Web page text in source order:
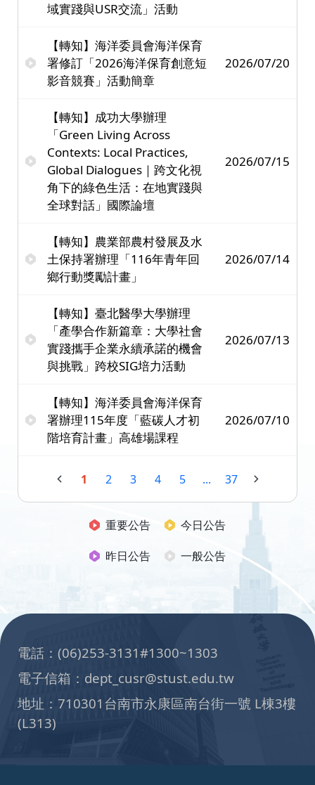
域實踐與USR交流」活動
【轉知】海洋委員會海洋保育
署修訂「2026海洋保育創意短
影音競賽」活動簡章
2026/07/20
【轉知】成功大學辦理
「Green Living Across
Contexts: Local Practices,
Global Dialogues｜跨文化視
角下的綠色生活：在地實踐與
全球對話」國際論壇
2026/07/15
【轉知】農業部農村發展及水
土保持署辦理「116年青年回
鄉行動獎勵計畫」
2026/07/14
【轉知】臺北醫學大學辦理
「產學合作新篇章：大學社會
實踐攜手企業永續承諾的機會
與挑戰」跨校SIG培力活動
2026/07/13
【轉知】海洋委員會海洋保育
署辦理115年度「藍碳人才初
階培育計畫」高雄場課程
2026/07/10
1 2 3 4 5 ... 37
重要公告
今日公告
昨日公告
一般公告
電話：(06)253-3131#1300~1303
電子信箱：dept_cusr@stust.edu.tw
地址：710301台南市永康區南台街一號 L棟3樓
(L313)